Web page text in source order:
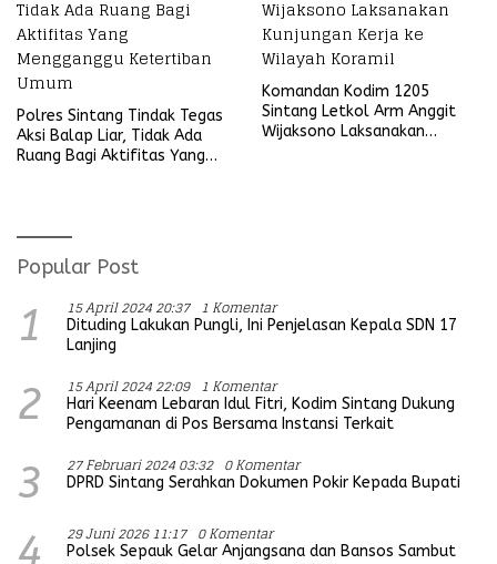
Polres Sintang Tindak Tegas
Aksi Balap Liar, Tidak Ada
Ruang Bagi Aktifitas Yang
Komandan Kodim 1205
Sintang Letkol Arm Anggit
Wijaksono Laksanakan
Popular Post
1 15 April 2024 20:37 1 Komentar
Dituding Lakukan Pungli, Ini Penjelasan Kepala SDN 17
Lanjing
2 15 April 2024 22:09 1 Komentar
Hari Keenam Lebaran Idul Fitri, Kodim Sintang Dukung
Pengamanan di Pos Bersama Instansi Terkait
3 27 Februari 2024 03:32 0 Komentar
DPRD Sintang Serahkan Dokumen Pokir Kepada Bupati
4 29 Juni 2026 11:17 0 Komentar
Polsek Sepauk Gelar Anjangsana dan Bansos Sambut